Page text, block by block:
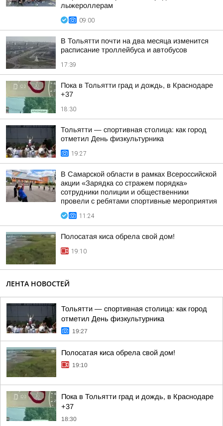
лыжероллерам
09:00
В Тольятти почти на два месяца изменится
расписание троллейбуса и автобусов
17:39
Пока в Тольятти град и дождь, в Краснодаре
+37
18:30
Тольятти — спортивная столица: как город
отметил День физкультурника
19:27
В Самарской области в рамках Всероссийской
акции «Зарядка со стражем порядка»
сотрудники полиции и общественники
провели с ребятами спортивные мероприятия
11:24
Полосатая киса обрела свой дом!
19:10
ЛЕНТА НОВОСТЕЙ
Тольятти — спортивная столица: как город
отметил День физкультурника
19:27
Полосатая киса обрела свой дом!
19:10
Пока в Тольятти град и дождь, в Краснодаре
+37
18:30